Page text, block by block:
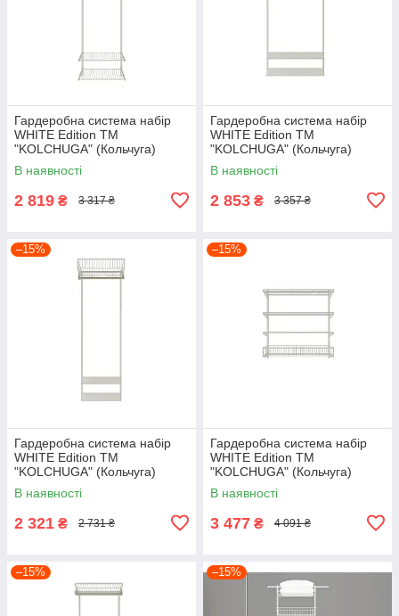
Гардеробна система набір
WHITE Edition ТМ
"KOLCHUGA" (Кольчуга)
(600-20-001)
В наявності
2 819 ₴ 3 317 ₴
Гардеробна система набір
WHITE Edition ТМ
"KOLCHUGA" (Кольчуга)
(900-20-031)
В наявності
2 853 ₴ 3 357 ₴
–15%
Гардеробна система набір
WHITE Edition ТМ
"KOLCHUGA" (Кольчуга)
(600-20-019)
В наявності
2 321 ₴ 2 731 ₴
–15%
Гардеробна система набір
WHITE Edition ТМ
"KOLCHUGA" (Кольчуга)
(900-15-006)
В наявності
3 477 ₴ 4 091 ₴
–15% –15%